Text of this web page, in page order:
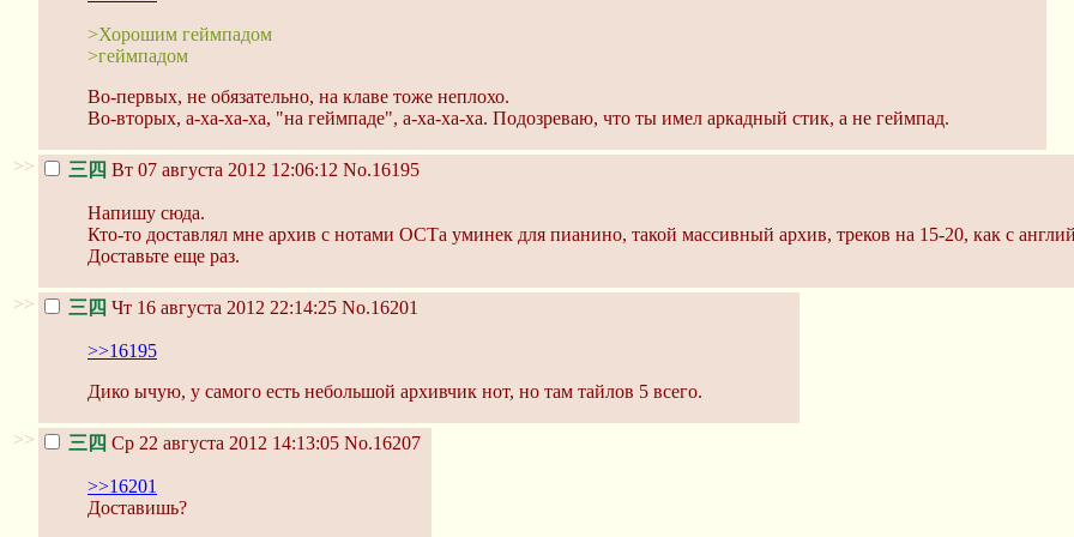
>Хорошим геймпадом
>геймпадом
Во-первых, не обязательно, на клаве тоже неплохо.
Во-вторых, а-ха-ха-ха, "на геймпаде", а-ха-ха-ха. Подозреваю, что ты имел аркадный стик, а не геймпад.
>> 三四 Вт 07 августа 2012 12:06:12 No.16195
Напишу сюда.
Кто-то доставлял мне архив с нотами ОСТа уминек для пианино, такой массивный архив, треков на 15-20, как с
Доставьте еще раз.
>> 三四 Чт 16 августа 2012 22:14:25 No.16201
>>16195
Дико ычую, у самого есть небольшой архивчик нот, но там тайлов 5 всего.
>> 三四 Ср 22 августа 2012 14:13:05 No.16207
>>16201
Доставишь?